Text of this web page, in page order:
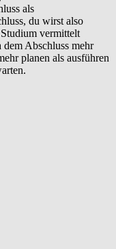
als
du wirst also
vermittelt
dem Abschluss mehr
planen als ausführen